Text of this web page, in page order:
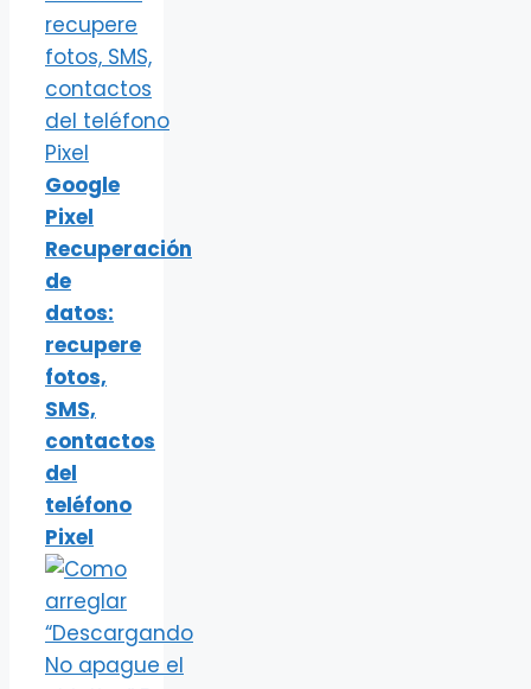
Google
Pixel
Recuperación
de
datos:
recupere
fotos,
SMS,
contactos
del
teléfono
Pixel